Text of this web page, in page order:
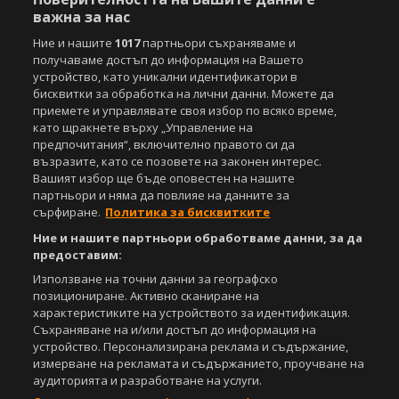
важна за нас
Ние и нашите1017партньори съхраняваме и
получаваме достъп до информация на Вашето
устройство, като уникални идентификатори в
бисквитки за обработка на лични данни. Можете да
приемете и управлявате своя избор по всяко време,
като щракнете върху „Управление на
предпочитания“, включително правото си да
възразите, като се позовете на законен интерес.
Вашият избор ще бъде оповестен на нашите
партньори и няма да повлияе на данните за
сърфиране. Политика за бисквитките
Ние и нашите партньори обработваме данни, за да
предоставим:
Използване на точни данни за географско
позициониране. Активно сканиране на
характеристиките на устройството за идентификация.
Съхраняване на и/или достъп до информация на
устройство. Персонализирана реклама и съдържание,
измерване на рекламата и съдържанието, проучване на
аудиторията и разработване на услуги.